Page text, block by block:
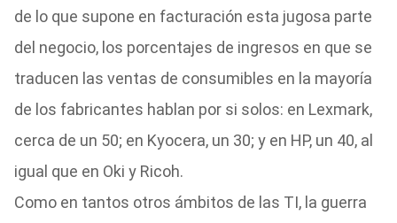
de lo que supone en facturación esta jugosa parte
del negocio, los porcentajes de ingresos en que se
traducen las ventas de consumibles en la mayoría
de los fabricantes hablan por si solos: en Lexmark,
cerca de un 50; en Kyocera, un 30; y en HP, un 40, al
igual que en Oki y Ricoh.
Como en tantos otros ámbitos de las TI, la guerra